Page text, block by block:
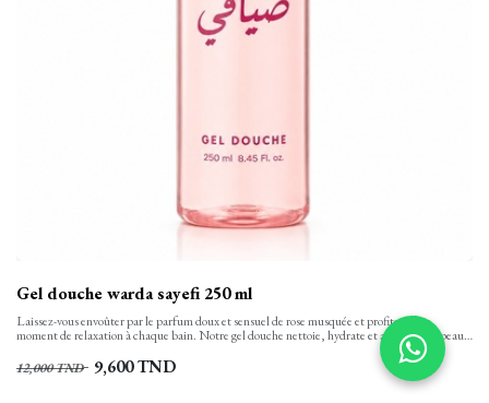
Gel douche warda sayefi 250 ml
Laissez-vous envoûter par le parfum doux et sensuel de rose musquée et profitez d’un
moment de relaxation à chaque bain. Notre gel douche nettoie, hydrate et apaise votre peau
tout en finesse et la laisse propre, confortable et soyeusement douce. Sa texture onctueuse,
aux notes florales se transforme en une mousse rinçable facilement.
12,000TND 9,600TND